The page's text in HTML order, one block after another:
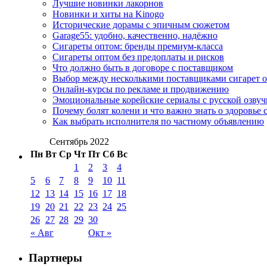
Лучшие новинки лакорнов
Новинки и хиты на Kinogo
Исторические дорамы с эпичным сюжетом
Garage55: удобно, качественно, надёжно
Сигареты оптом: бренды премиум-класса
Сигареты оптом без предоплаты и рисков
Что должно быть в договоре с поставщиком
Выбор между несколькими поставщиками сигарет
Онлайн-курсы по рекламе и продвижению
Эмоциональные корейские сериалы с русской
Почему болят колени и что важно знать о здоровье
Как выбрать исполнителя по частному объявлению
Сентябрь 2022
Пн Вт Ср Чт Пт Сб Вс
« Авг Окт »
1 2 3
4
5
6 7 8 9 10 11
12
13 14 15 16 17 18
19 20 21 22 23 24 25
26 27 28 29 30
Партнеры